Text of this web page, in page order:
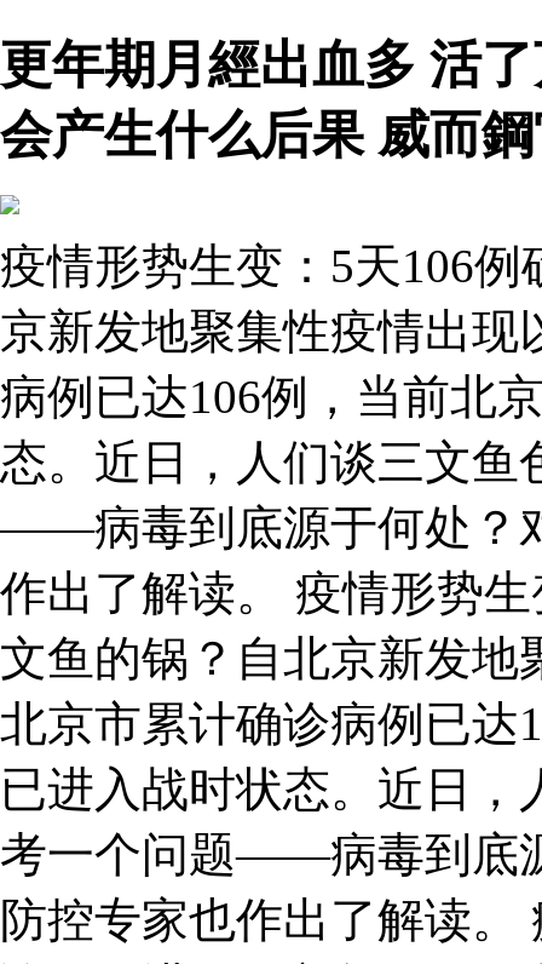
更年期月經出血多 活
会产生什么后果 威而
疫情形势生变：5天106
京新发地聚集性疫情出现
病例已达106例，当前北
态。近日，人们谈三文鱼
——病毒到底源于何处？
作出了解读。 疫情形势
文鱼的锅？自北京新发地
北京市累计确诊病例已达
已进入战时状态。近日
考一个问题——病毒到底
防控专家也作出了解读。